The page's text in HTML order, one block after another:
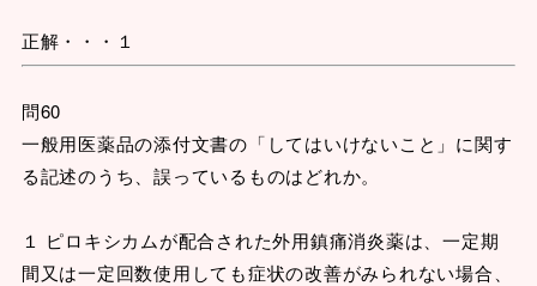
正解・・・１
問60
一般用医薬品の添付文書の「してはいけないこと」に関す
る記述のうち、誤っているものはどれか。
１ ピロキシカムが配合された外用鎮痛消炎薬は、一定期
間又は一定回数使用しても症状の改善がみられない場合、